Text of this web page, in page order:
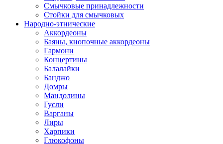
Смычковые принадлежности
Стойки для смычковых
Народно-этнические
Аккордеоны
Баяны, кнопочные аккордеоны
Гармони
Концертины
Балалайки
Банджо
Домры
Мандолины
Гусли
Варганы
Лиры
Харпики
Глюкофоны